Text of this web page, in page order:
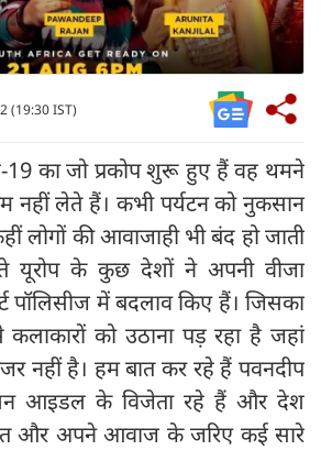
(19:30 IST)
19 का जो प्रकोप शुरू हुए हैं वह थमने
नहीं लेते हैं। कभी पर्यटन को नुकसान
लोगों की आवाजाही भी बंद हो जाती
यूरोप के कुछ देशों ने अपनी वीजा
पॉलिसीज में बदलाव किए हैं। जिसका
को उठाना पड़ रहा है जहां
नहीं है। हम बात कर रहे हैं पवनदीप
आइडल के विजेता रहे हैं और देश
और अपने आवाज के जरिए कई सारे